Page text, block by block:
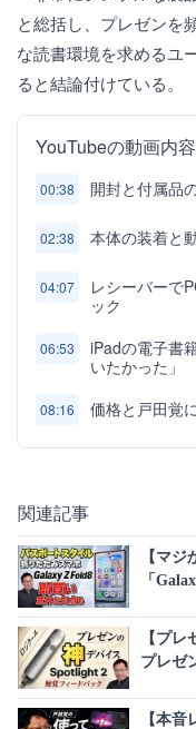
と総括し、プレゼンを
な読書環境を求めるユ
ると結論付けている。
YouTubeの動画内容
00:38 開封と付属品
02:38 本体の装着と
04:07
レシーバーで
ック
06:53
iPadの電子書
いたかった」
08:16 価格と戸田覚
関連記事
【マ
「
【プ
プレゼ
らしい
【本